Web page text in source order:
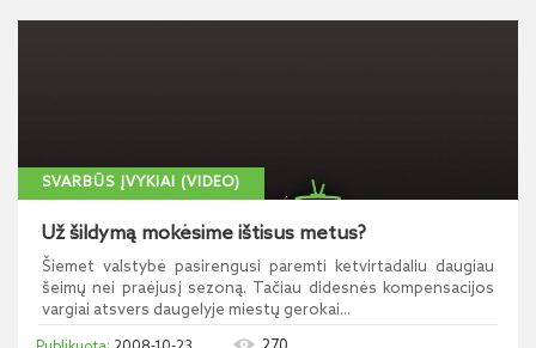
SVARBŪS ĮVYKIAI (VIDEO)
Už šildymą mokėsime ištisus metus?
Šiemet valstybė pasirengusi paremti ketvirtadaliu daugiau
šeimų nei praėjusį sezoną. Tačiau didesnės kompensacijos
vargiai atsvers daugelyje miestų gerokai...